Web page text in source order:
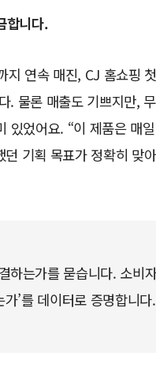
합니다.
연속 매진, CJ 홈쇼핑
. 물론 매출도 기쁘지만,
있었어요. “이 제품은 매
기획 목표가 정확히 맞
하는가를 묻습니다. 소비
’를 데이터로 증명합니